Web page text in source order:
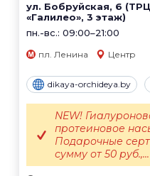
ул. Бобруйская, 6 (ТРЦ
«Галилео», 3 этаж)
пн.-вс.: 09:00–21:00
пл. Ленина Центр
dikaya-orchideya.by
NEW!
протеиновое
Подарочные
сумму от 50 руб.,...